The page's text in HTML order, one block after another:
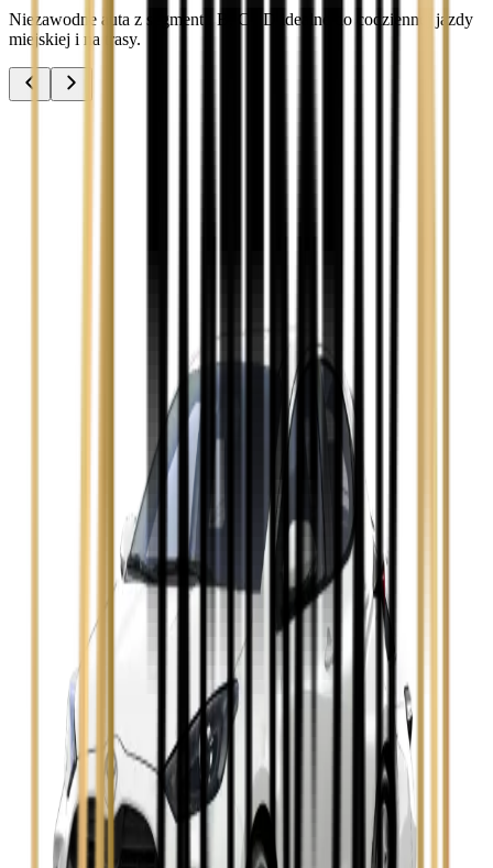
Niezawodne auta z segmentu B, C i D idealne do codziennej jazdy
miejskiej i na trasy.
Opel Insignia
Seat Leon
Skoda Fabia
Zobacz